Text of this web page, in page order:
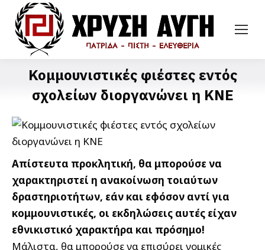
Κομμουνιστικές φιέστες εντός
σχολείων διοργανώνει η ΚΝΕ
Απίστευτα προκλητική, θα μπορούσε να
χαρακτηριστεί η ανακοίνωση τοιαύτων
δραστηριοτήτων, εάν και εφόσον αντί για
κομμουνιστικές, οι εκδηλώσεις αυτές είχαν
εθνικιστικό χαρακτήρα και πρόσημο!
Μάλιστα, θα μπορούσε να επισύρει νομικές